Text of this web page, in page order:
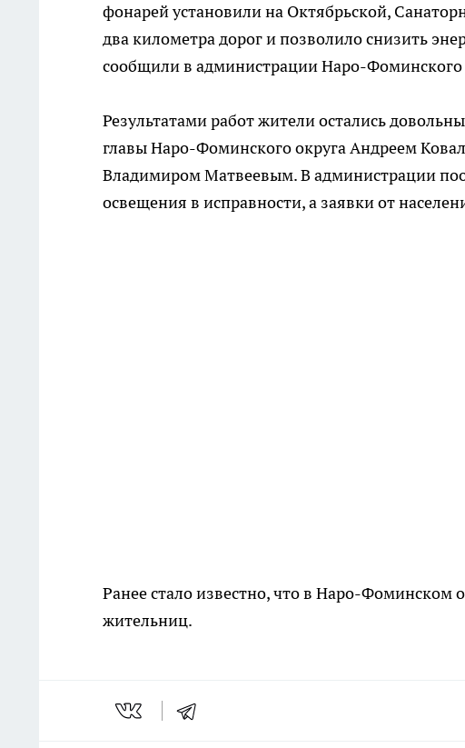
фонарей установили на Октябрьской,
два километра дорог и позволило снизить
сообщили в администрации Наро-Фоминского
Результатами работ жители остались
главы Наро-Фоминского округа Андреем
Владимиром Матвеевым. В администрации
освещения в исправности, а заявки от
Ранее стало известно, что в Наро-Фоминском
жительниц.